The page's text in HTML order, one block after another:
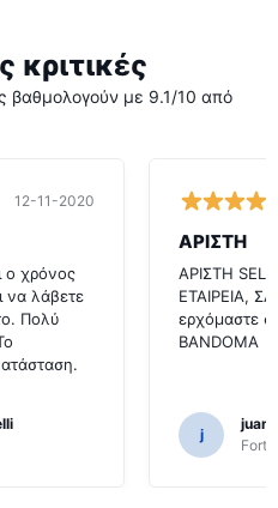
βαθμολογούν με 9.1/10 από
12-11-2020
ο χρόνος
να λάβετε
Πολύ
ΑΡΙΣΤΗ
ΑΡΙΣΤΗ
ΕΤΑΙΡΕΙΑ,
ερχόμαστε
BANDOMA
j
juan